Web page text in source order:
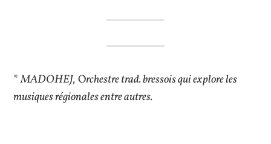
*MADOHEJ,Orchestre trad. bressois qui explore les
musiques régionales entre autres.